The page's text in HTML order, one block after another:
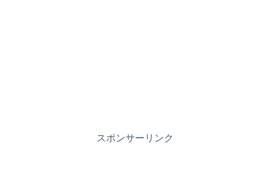
スポンサーリンク